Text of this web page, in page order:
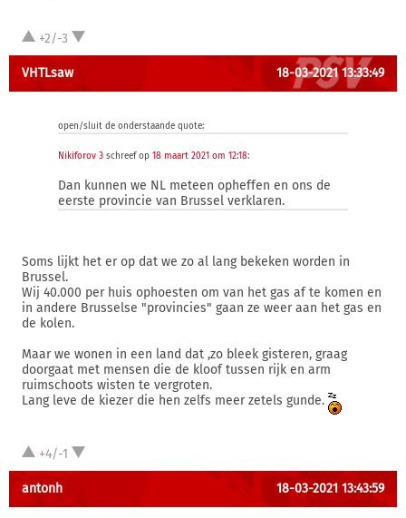
+2/-3
VHTLsaw 18-03-2021 13:33:49
open/sluit de onderstaande quote:
Nikiforov 3 schreef op 18 maart 2021 om 12:18:
Dan kunnen we NL meteen opheffen en ons de
eerste provincie van Brussel verklaren.
Soms lijkt het er op dat we zo al lang bekeken worden in
Brussel.
Wij 40.000 per huis ophoesten om van het gas af te komen en
in andere Brusselse "provincies" gaan ze weer aan het gas en
de kolen.
Maar we wonen in een land dat ,zo bleek gisteren, graag
doorgaat met mensen die de kloof tussen rijk en arm
ruimschoots wisten te vergroten.
Lang leve de kiezer die hen zelfs meer zetels gunde.
+4/-1
antonh 18-03-2021 13:43:59